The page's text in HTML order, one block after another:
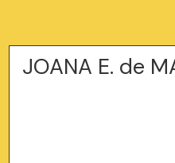
JOANA E. de